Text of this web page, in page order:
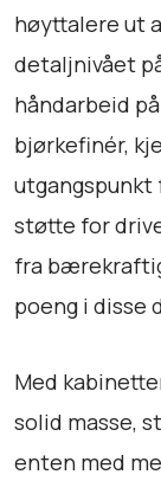
o
a
n
t
a
l
høyttalere ut
detaljnivået
håndarbeid
bjørkefinér,
utgangspunkt
støtte for
fra
poeng i disse
Med
solid masse,
enten med